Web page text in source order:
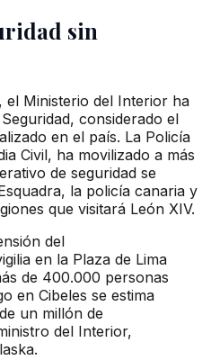
sin
el Ministerio del Interior ha
considerado el
en el país. La Policía
Civil, ha movilizado a más
de seguridad se
la policía canaria y
que visitará León XIV.
del
en la Plaza de Lima
de 400.000 personas
en Cibeles se estima
un millón de
del Interior,